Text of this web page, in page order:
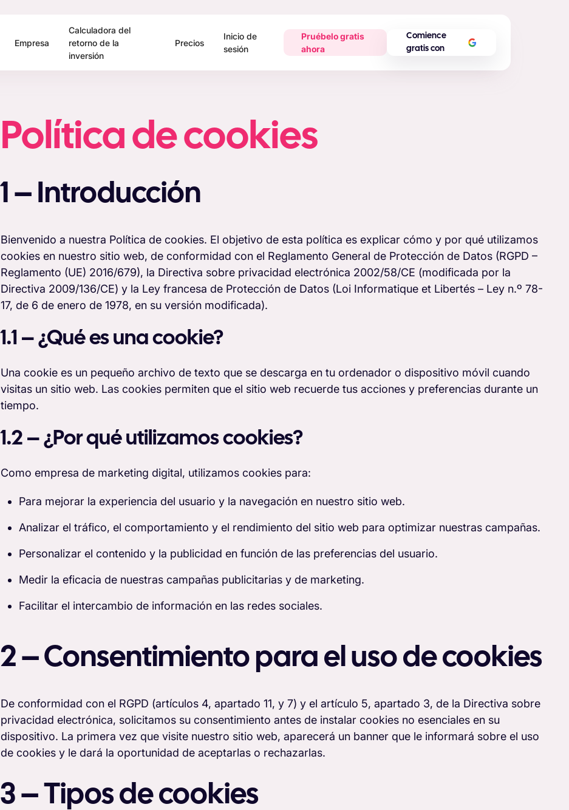
Empresa
Calculadora del
retorno de la
inversión
Precios
Inicio de
sesión
Pruébelo gratis
ahora
Comience
gratis con
Política de cookies
1 – Introducción
Bienvenido a nuestra Política de cookies. El objetivo de esta política es explicar cómo y por qué utilizamos
cookies en nuestro sitio web, de conformidad con el Reglamento General de Protección de Datos (RGPD –
Reglamento (UE) 2016/679), la Directiva sobre privacidad electrónica 2002/58/CE (modificada por la
Directiva 2009/136/CE) y la Ley francesa de Protección de Datos (Loi Informatique et Libertés – Ley n.º 78-
17, de 6 de enero de 1978, en su versión modificada).
1.1 – ¿Qué es una cookie?
Una cookie es un pequeño archivo de texto que se descarga en tu ordenador o dispositivo móvil cuando
visitas un sitio web. Las cookies permiten que el sitio web recuerde tus acciones y preferencias durante un
tiempo.
1.2 – ¿Por qué utilizamos cookies?
Como empresa de marketing digital, utilizamos cookies para:
Para mejorar la experiencia del usuario y la navegación en nuestro sitio web.
Analizar el tráfico, el comportamiento y el rendimiento del sitio web para optimizar nuestras campañas.
Personalizar el contenido y la publicidad en función de las preferencias del usuario.
Medir la eficacia de nuestras campañas publicitarias y de marketing.
Facilitar el intercambio de información en las redes sociales.
2 – Consentimiento para el uso de cookies
De conformidad con el RGPD (artículos 4, apartado 11, y 7) y el artículo 5, apartado 3, de la Directiva sobre
privacidad electrónica, solicitamos su consentimiento antes de instalar cookies no esenciales en su
dispositivo. La primera vez que visite nuestro sitio web, aparecerá un banner que le informará sobre el uso
de cookies y le dará la oportunidad de aceptarlas o rechazarlas.
3 – Tipos de cookies